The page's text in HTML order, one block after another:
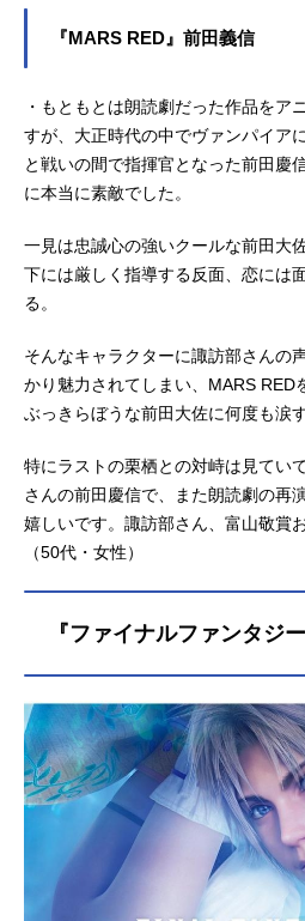
『MARS RED』前田義信
・もともとは朗読劇だった作品をア
すが、大正時代の中でヴァンパイア
と戦いの間で指揮官となった前田慶
に本当に素敵でした。
一見は忠誠心の強いクールな前田大
下には厳しく指導する反面、恋には
る。
そんなキャラクターに諏訪部さんの
かり魅力されてしまい、MARS RED
ぶっきらぼうな前田大佐に何度も涙
特にラストの栗栖との対峙は見てい
さんの前田慶信で、また朗読劇の再
嬉しいです。諏訪部さん、富山敬賞
（50代・女性）
『ファイナルファンタジ